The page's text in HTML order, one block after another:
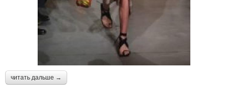
читать дальше →